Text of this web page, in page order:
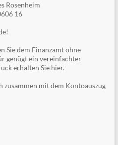
Rosenheim
16
Sie dem Finanzamt ohne
genügt ein vereinfachter
erhalten Sie hier.
zusammen mit dem Kontoauszug